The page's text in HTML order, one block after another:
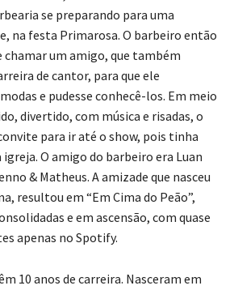
se preparando para uma
na festa Primarosa. O barbeiro então
chamar um amigo, que também
de cantor, para que ele
e pudesse conhecê-los. Em meio
divertido, com música e risadas, o
para ir até o show, pois tinha
O amigo do barbeiro era Luan
& Matheus. A amizade que nasceu
resultou em “Em Cima do Peão”,
e em ascensão, com quase
apenas no Spotify.
10 anos de carreira. Nasceram em